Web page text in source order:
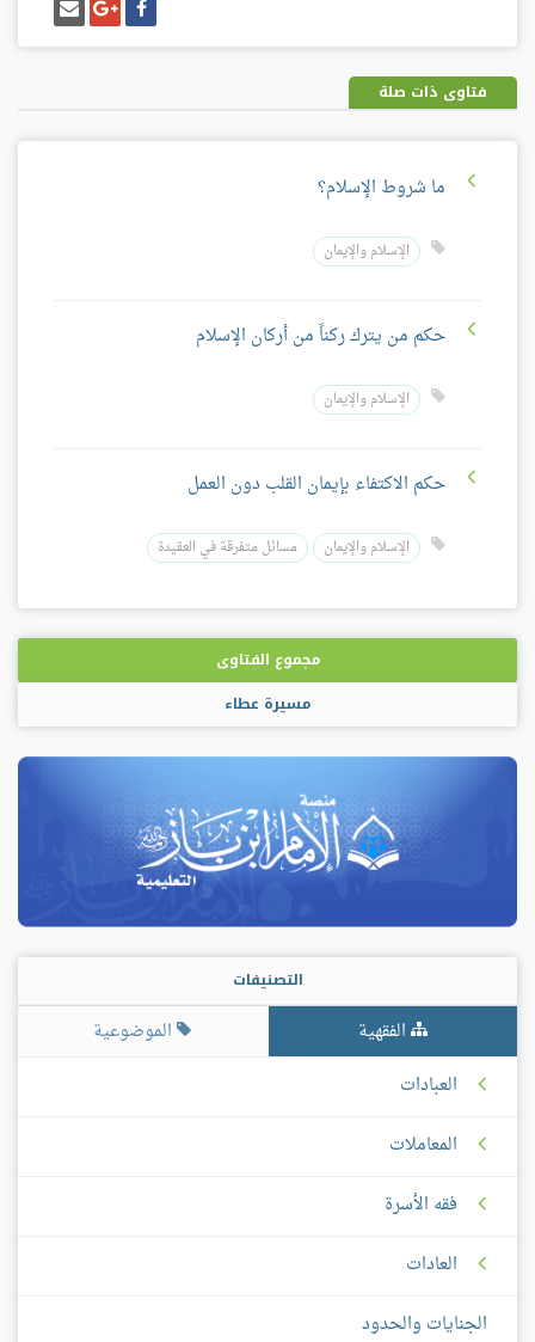
على
فيسبوك
على
غوغل
بلس
إيميل
فتاوى ذات صلة
ما شروط الإسلام؟
الإسلام والإيمان
حكم من يترك ركناً من أركان الإسلام
الإسلام والإيمان
حكم الاكتفاء بإيمان القلب دون العمل
الإسلام والإيمان مسائل متفرقة في العقيدة
مجموع الفتاوى
مسيرة عطاء
التصنيفات
الفقهية
الموضوعية
العبادات
المعاملات
فقه الأسرة
العادات
الجنايات والحدود